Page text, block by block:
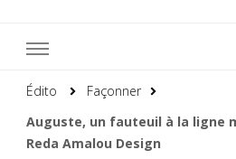
Édito
Façonner
Auguste, un fauteuil à la ligne
Reda Amalou Design